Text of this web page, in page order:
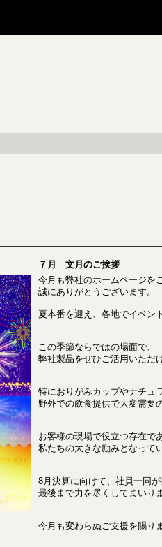
７月 文月のご挨拶
今月も弊社のホームページを
誠にありがとうございます。
夏本番を迎え、各地でイベン
この季節ならではの場面で、
弊社製品をぜひご活用いただ
特におりがみカップやナチュ
野外での飲食提供で大変需要
お客様の現場で役立つ存在で
私たちの大きな励みとなって
8月決算に向けて、社員一同
最後まで力を尽くしてまいり
今月も変わらぬご支援を賜り